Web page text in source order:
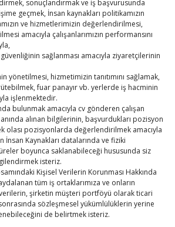
sonuçlandırmak ve iş başvurusunda
geçmek, İnsan kaynakları politikamızın
ve hizmetlerimizin değerlendirilmesi,
amacıyla çalışanlarımızın performansını
sağlanması amacıyla ziyaretçilerinin
yönetilmesi, hizmetimizin tanıtımını sağlamak,
fuar panayır vb. yerlerde iş hacminin
işlenmektedir.
bulunmak amacıyla cv gönderen çalışan
anında alınan bilgilerinin, başvurdukları pozisyon
olası pozisyonlarda değerlendirilmek amacıyla
İnsan Kaynakları datalarında ve fiziki
boyunca saklanabileceği hususunda siz
isteriz.
Kişisel Verilerin Korunması Hakkında
tüm iş ortaklarımıza ve onların
verilerin, şirketin müşteri portföyü olarak ticari
sözleşmesel yükümlülüklerin yerine
de belirtmek isteriz.
19 20 21 22
23
26 27 28 29
30
« Tem
Raporu
ve Sanayi Odası’nın yeni